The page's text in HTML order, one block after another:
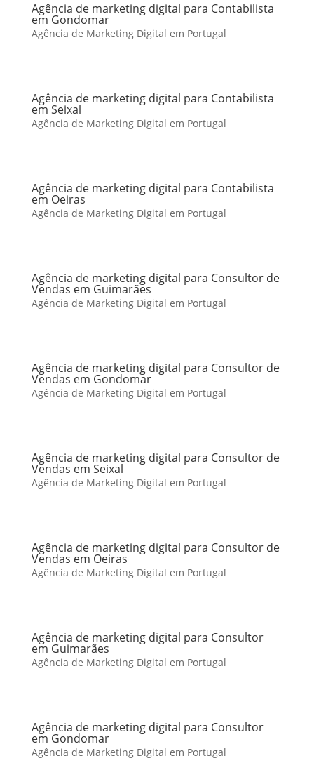
Agência de marketing digital para Contabilista
em Gondomar
Agência de Marketing Digital em Portugal
Agência de marketing digital para Contabilista
em Seixal
Agência de Marketing Digital em Portugal
Agência de marketing digital para Contabilista
em Oeiras
Agência de Marketing Digital em Portugal
Agência de marketing digital para Consultor de
Vendas em Guimarães
Agência de Marketing Digital em Portugal
Agência de marketing digital para Consultor de
Vendas em Gondomar
Agência de Marketing Digital em Portugal
Agência de marketing digital para Consultor de
Vendas em Seixal
Agência de Marketing Digital em Portugal
Agência de marketing digital para Consultor de
Vendas em Oeiras
Agência de Marketing Digital em Portugal
Agência de marketing digital para Consultor
em Guimarães
Agência de Marketing Digital em Portugal
Agência de marketing digital para Consultor
em Gondomar
Agência de Marketing Digital em Portugal